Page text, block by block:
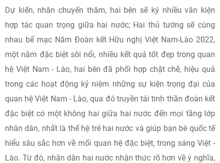
Dự kiến, nhân chuyến thăm, hai bên sẽ ký nhiều văn kiện
hợp tác quan trọng giữa hai nước; Hai thủ tướng sẽ cùng
nhau bế mạc Năm Đoàn kết Hữu nghị Việt Nam-Lào 2022,
một năm đặc biệt sôi nổi, nhiều kết quả tốt đẹp trong quan
hệ Việt Nam - Lào, hai bên đã phối hợp chặt chẽ, hiệu quả
trong các hoạt động kỷ niệm những sự kiện trọng đại của
quan hệ Việt Nam - Lào, qua đó truyền tải tinh thần đoàn kết
đặc biệt có một không hai giữa hai nước đến mọi tầng lớp
nhân dân, nhất là thế hệ trẻ hai nước và giúp bạn bè quốc tế
hiểu sâu sắc hơn về mối quan hệ đặc biệt, trong sáng Việt -
Lào. Từ đó, nhân dân hai nước nhận thức rõ hơn về ý nghĩa,